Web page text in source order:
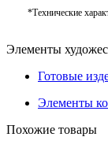
*Технические
Элементы
Готовые
Элементы
Похожие товары